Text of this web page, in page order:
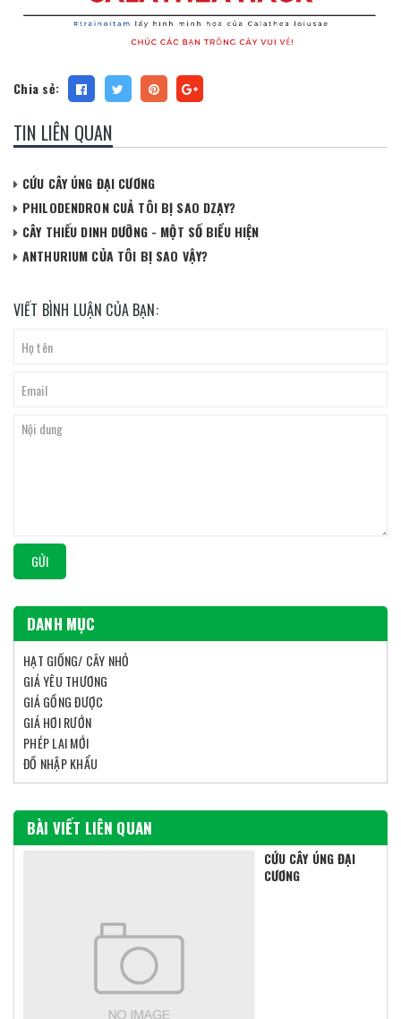
Chia sẻ:
TIN LIÊN QUAN
CỨU CÂY ÚNG ĐẠI CƯƠNG
PHILODENDRON CUẢ TÔI BỊ SAO DZẠY?
CÂY THIẾU DINH DƯỠNG - MỘT SỐ BIỂU HIỆN
ANTHURIUM CỦA TÔI BỊ SAO VẬY?
VIẾT BÌNH LUẬN CỦA BẠN:
GỬI
DANH MỤC
HẠT GIỐNG/ CÂY NHỎ
GIÁ YÊU THƯƠNG
GIÁ GỒNG ĐƯỢC
GIÁ HƠI RƯỚN
PHÉP LAI MỚI
ĐỒ NHẬP KHẨU
BÀI VIẾT LIÊN QUAN
CỨU CÂY ÚNG ĐẠI
CƯƠNG